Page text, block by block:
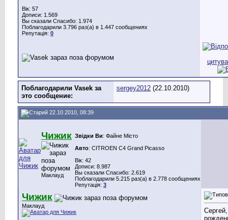
Вік: 57
Дописи: 1.569
Вы сказали Спасибо: 1.974
Поблагодарили 3.796 раз(а) в 1.447 сообщениях
Репутація: 0
Поблагодарили Vasek за
это сообщение:
sergey2012 (22.10.2010)
22.10.2010, 08:39
Чижик
Маклауд
Звідки Ви: Файне Місто
Авто: CITROEN C4 Grand Picasso
Вік: 42
Дописи: 8.987
Вы сказали Спасибо: 2.619
Поблагодарили 5.215 раз(а) в 2.778 сообщениях
Репутація: 3
Чижик
Маклауд